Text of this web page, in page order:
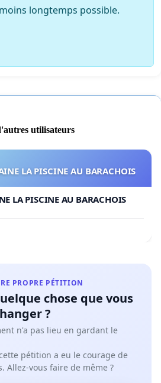
longtemps possible.
utilisateurs
LA PISCINE AU BARACHOIS
LA PISCINE AU BARACHOIS
PROPRE PÉTITION
chose que vous
?
n'a pas lieu en gardant le
pétition a eu le courage de
Allez-vous faire de même ?